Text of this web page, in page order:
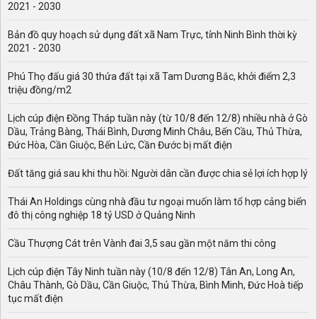
2021 - 2030
Bản đồ quy hoạch sử dụng đất xã Nam Trực, tỉnh Ninh Bình thời kỳ
2021 - 2030
Phú Thọ đấu giá 30 thửa đất tại xã Tam Dương Bắc, khởi điểm 2,3
triệu đồng/m2
Lịch cúp điện Đồng Tháp tuần này (từ 10/8 đến 12/8) nhiều nhà ở Gò
Dầu, Trảng Bàng, Thái Bình, Dương Minh Châu, Bến Cầu, Thủ Thừa,
Đức Hòa, Cần Giuộc, Bến Lức, Cần Đước bị mất điện
Đất tăng giá sau khi thu hồi: Người dân cần được chia sẻ lợi ích hợp lý
Thái An Holdings cùng nhà đầu tư ngoại muốn làm tổ hợp cảng biển
đô thị công nghiệp 18 tỷ USD ở Quảng Ninh
Cầu Thượng Cát trên Vành đai 3,5 sau gần một năm thi công
Lịch cúp điện Tây Ninh tuần này (10/8 đến 12/8) Tân An, Long An,
Châu Thành, Gò Dầu, Cần Giuộc, Thủ Thừa, Bình Minh, Đức Hoà tiếp
tục mất điện